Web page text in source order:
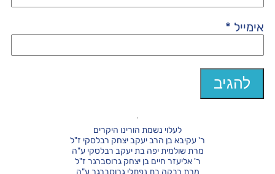
אימייל *
לעלוי נשמת הורינו היקרים
ר' עקיבא בן הרב יעקב יצחק רבלסקי ז"ל
מרת שולמית יפה בת יעקב רבלסקי ע"ה
ר' אליעזר חיים בן יצחק גרוסברגר ז"ל
מרת רבקה בת נפתלי גרוסברגר ע"ה